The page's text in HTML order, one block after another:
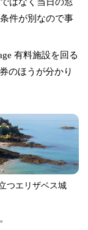
件が別なので事
有料施設を回る
のほうが分かり
つエリザベス城